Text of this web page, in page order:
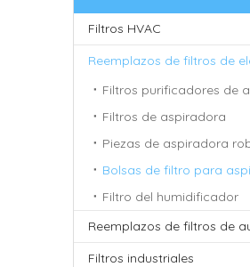
Filtros HVAC
Filtros purificadores de
Filtros de aspiradora
Piezas de aspiradora
Bolsas de filtro para
Filtro del humidificador
Filtros industriales